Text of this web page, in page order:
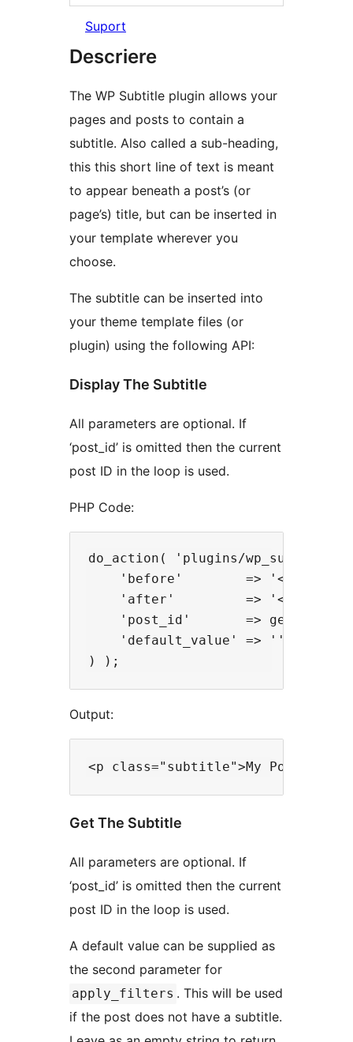
Suport
Descriere
The WP Subtitle plugin allows your
pages and posts to contain a
subtitle. Also called a sub-heading,
this this short line of text is meant
to appear beneath a post’s (or
page’s) title, but can be inserted in
your template wherever you
choose.
The subtitle can be inserted into
your theme template files (or
plugin) using the following API:
Display The Subtitle
All parameters are optional. If
‘post_id’ is omitted then the current
post ID in the loop is used.
PHP Code:
do_action( 'plugins/
'before'        => '<p
    'after'         => '</p>',
'post_id'       =>
    'default_value' => ''
Output:
Get The Subtitle
All parameters are optional. If
‘post_id’ is omitted then the current
post ID in the loop is used.
A default value can be supplied as
the second parameter for
apply_filters . This will be used
if the post does not have a subtitle.